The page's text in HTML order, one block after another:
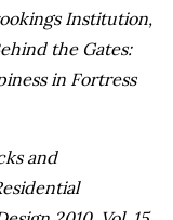
Institution,
the Gates:
in Fortress
and